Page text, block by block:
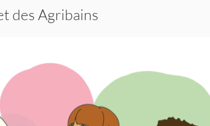
des Agribains